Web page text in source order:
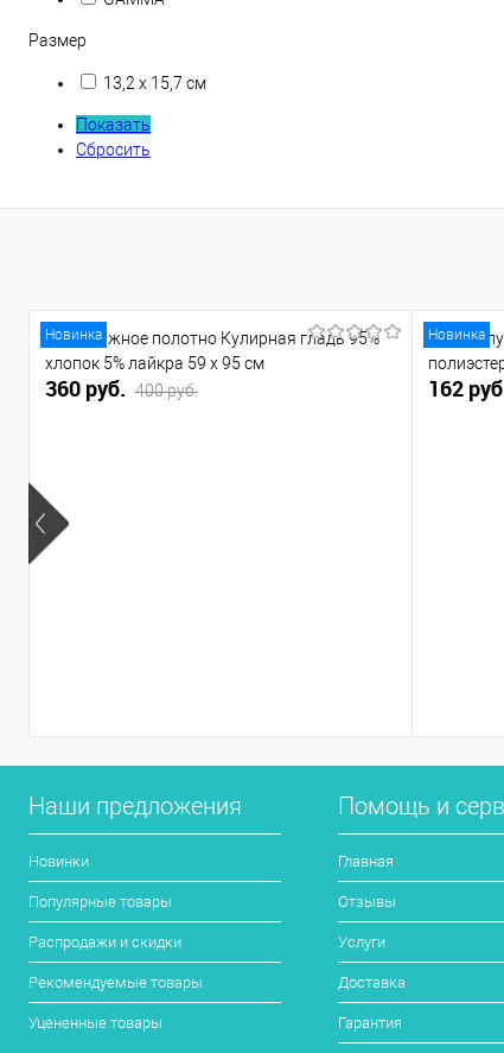
Размер
13,2 х 15,7 см
Показать
Сбросить
Новинка
Трикотажное полотно Кулирная гладь 95%
хлопок 5% лайкра 59 х 95 см
360 руб. 400 руб.
Новинка
Ткань
162
Наши предложения
Новинки
Популярные товары
Распродажи и скидки
Рекомендуемые товары
Уцененные товары
Помощь и
Главная
Отзывы
Услуги
Доставка
Гарантия